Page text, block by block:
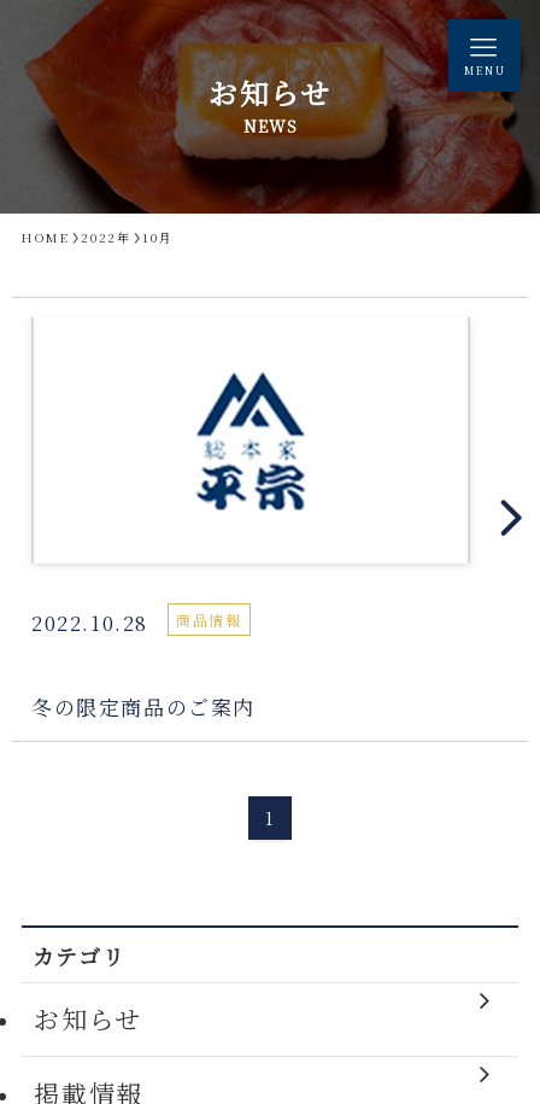
MENU
お知らせ
NEWS
HOME 2022年 10月
2022.10.28 商品情報
冬の限定商品のご案内
1
カテゴリ
お知らせ
掲載情報